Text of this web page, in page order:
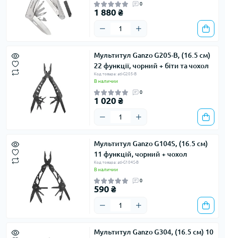
0
1 880 ₴
Мультитул Ganzo G205-B, (16.5 см)
22 функції, чорний + біти та чохол
Код товара: atl-G205-B
В наличии
0
1 020 ₴
Мультитул Ganzo G104S, (16.5 см)
11 функцій, чорний + чохол
Код товара: atl-G104S-B
В наличии
0
590 ₴
Мультитул Ganzo G304, (16.5 см) 10